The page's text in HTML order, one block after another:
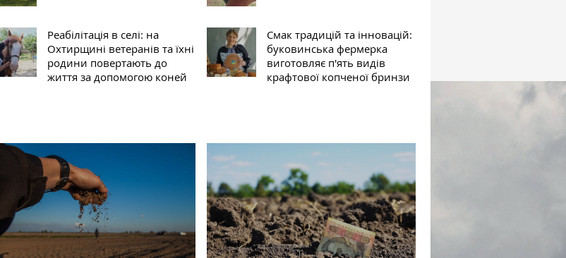
Реабілітація в селі: на
Охтирщині ветеранів та їхні
родини повертають до
життя за допомогою коней
Смак традицій та інновацій:
буковинська фермерка
виготовляє п'ять видів
крафтової копченої бринзи